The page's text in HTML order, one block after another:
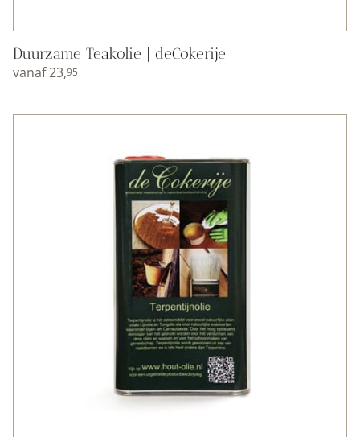
Duurzame Teakolie | deCokerije
vanaf23,95